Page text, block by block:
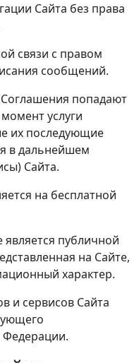
Сайта без права
связи с правом
сообщений.
попадают
услуги
их последующие
в дальнейшем
Сайта.
на бесплатной
публичной
на Сайте,
характер.
и сервисов Сайта
Федерации.